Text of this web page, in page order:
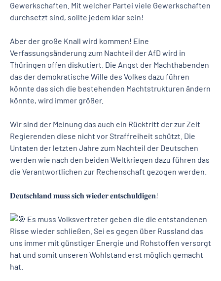
Gewerkschaften. Mit welcher Partei viele Gewerkschaften
durchsetzt sind, sollte jedem klar sein!
Aber der große Knall wird kommen! Eine
Verfassungsänderung zum Nachteil der AfD wird in
Thüringen offen diskutiert. Die Angst der Machthabenden
das der demokratische Wille des Volkes dazu führen
könnte das sich die bestehenden Machtstrukturen ändern
könnte, wird immer größer.
Wir sind der Meinung das auch ein Rücktritt der zur Zeit
Regierenden diese nicht vor Straffreiheit schützt. Die
Untaten der letzten Jahre zum Nachteil der Deutschen
werden wie nach den beiden Weltkriegen dazu führen das
die Verantwortlichen zur Rechenschaft gezogen werden.
𝐃𝐞𝐮𝐭𝐬𝐜𝐡𝐥𝐚𝐧𝐝 𝐦𝐮𝐬𝐬 𝐬𝐢𝐜𝐡 𝐰𝐢𝐞𝐝𝐞𝐫 𝐞𝐧𝐭𝐬𝐜𝐡𝐮𝐥𝐝𝐢𝐠𝐞𝐧!
Es muss Volksvertreter geben die die entstandenen
Risse wieder schließen. Sei es gegen über Russland das
uns immer mit günstiger Energie und Rohstoffen versorgt
hat und somit unseren Wohlstand erst möglich gemacht
hat.